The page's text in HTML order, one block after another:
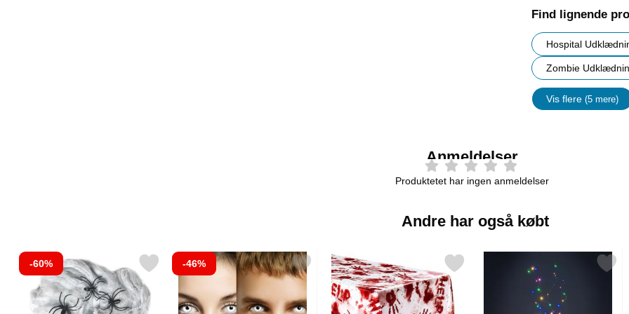
Find lignende
Hospital
Zombie
Vis flere (5 mere)
Anmeldelser
Produktetet har ingen anmeldelser
Andre har også købt
-60%
Markér spindelvæv med Sorte Edderkopper 40g som favorit
-46%Markér smiffys Hvide Zombie Linser som favoritMarkér blodig Plastdug som favoritMarkér lED Lyskæde Flerfarvet til